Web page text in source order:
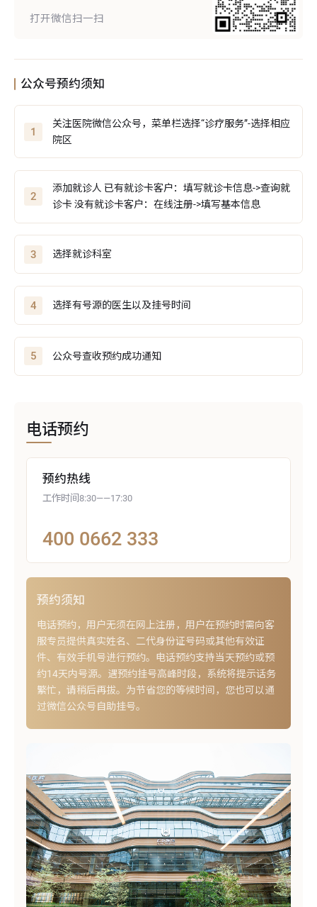
打开微信扫一扫
公众号预约须知
1
关注医院微信公众号，菜单栏选择“诊疗服务”-选择相应
院区
2
添加就诊人 已有就诊卡客户：填写就诊卡信息->查询就
诊卡 没有就诊卡客户：在线注册->填写基本信息
3 选择就诊科室
4 选择有号源的医生以及挂号时间
5 公众号查收预约成功通知
电话预约
预约热线
工作时间8:30——17:30
400 0662 333
预约须知
电话预约，用户无须在网上注册，用户在预约时需向客
服专员提供真实姓名、二代身份证号码或其他有效证
件、有效手机号进行预约。电话预约支持当天预约或预
约14天内号源。遇预约挂号高峰时段，系统将提示话务
繁忙，请稍后再拔。为节省您的等候时间，您也可以通
过微信公众号自助挂号。